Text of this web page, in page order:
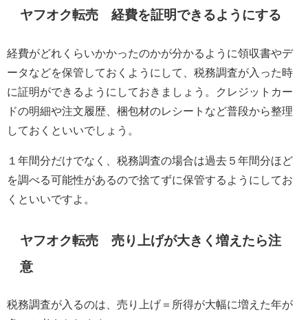
ヤフオク転売 経費を証明できるようにする
経費がどれくらいかかったのかが分かるように領収書やデ
ータなどを保管しておくようにして、税務調査が入った時
に証明ができるようにしておきましょう。クレジットカー
ドの明細や注文履歴、梱包材のレシートなど普段から整理
しておくといいでしょう。
１年間分だけでなく、税務調査の場合は過去５年間分ほど
を調べる可能性があるので捨てずに保管するようにしてお
くといいですよ。
ヤフオク転売 売り上げが大きく増えたら注
意
税務調査が入るのは、売り上げ＝所得が大幅に増えた年が